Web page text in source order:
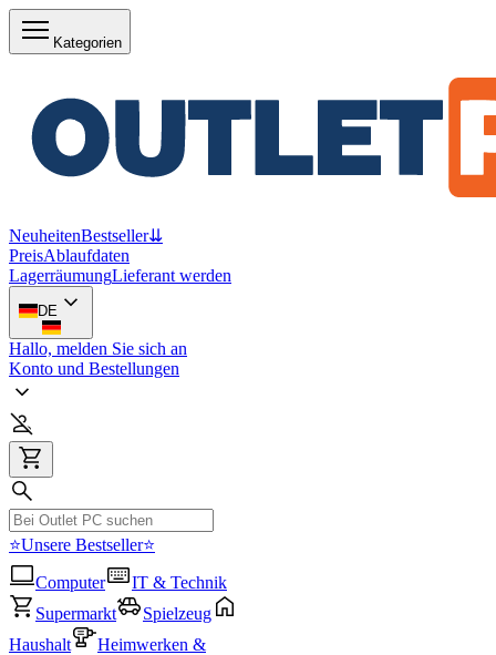
Kategorien
NeuheitenBestseller⇊
PreisAblaufdaten
LagerräumungLieferant werden
DE
Hallo, melden Sie sich an
Konto und Bestellungen
⭐Unsere Bestseller⭐
Computer
IT & Technik
Supermarkt
Spielzeug
Haushalt
Heimwerken &